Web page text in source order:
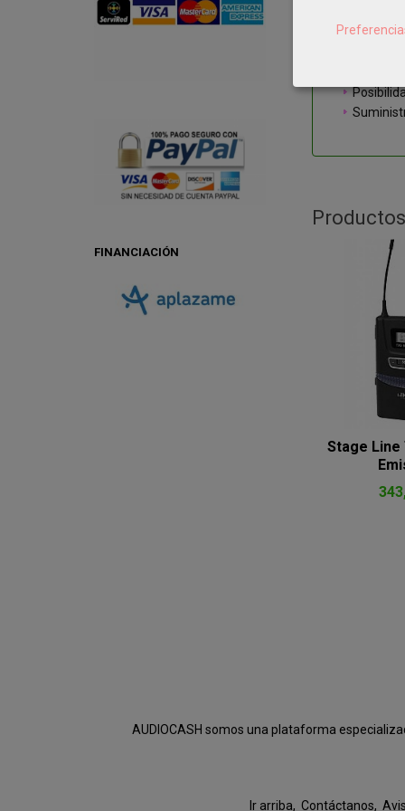
FINANCIACIÓN
LCD
emisor
Stage Line
AUDIOCASH somos una plataforma
Ir arriba Contáctanos